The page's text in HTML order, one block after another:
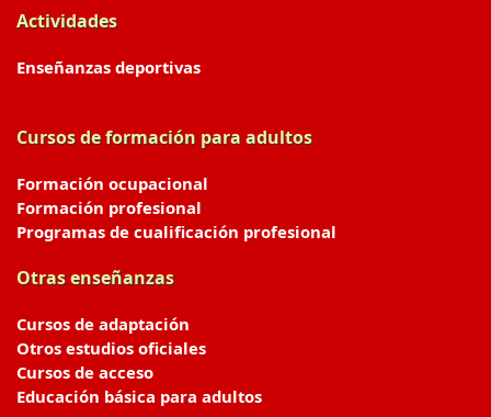
Actividades
Enseñanzas deportivas
Cursos de formación para adultos
Formación ocupacional
Formación profesional
Programas de cualificación profesional
Otras enseñanzas
Cursos de adaptación
Otros estudios oficiales
Cursos de acceso
Educación básica para adultos